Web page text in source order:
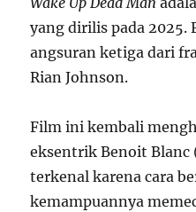
yang dirilis pada 2025.
angsuran ketiga dari
Rian Johnson.
Film ini kembali
eksentrik Benoit Blanc
terkenal karena cara
kemampuannya